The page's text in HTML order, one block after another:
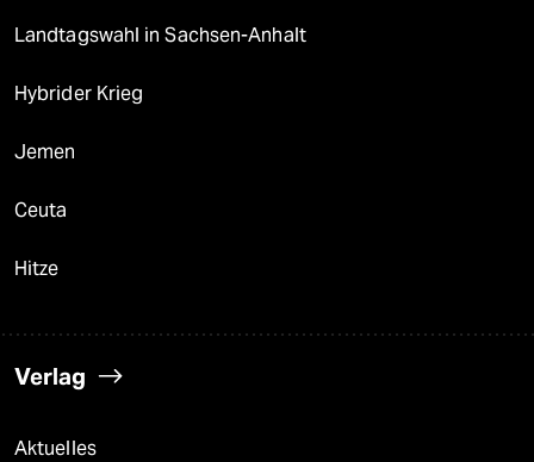
Landtagswahl in Sachsen-Anhalt
Hybrider Krieg
Jemen
Ceuta
Hitze
Verlag
Aktuelles